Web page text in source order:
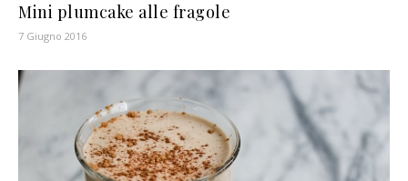
Mini plumcake alle fragole
7 Giugno 2016